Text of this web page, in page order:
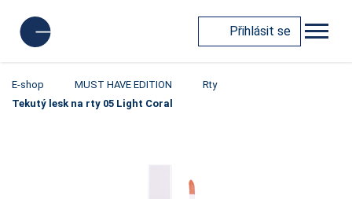
Přihlásit se
E-shop MUST HAVE EDITION
Rty
Tekutý lesk na rty 05 Light Coral